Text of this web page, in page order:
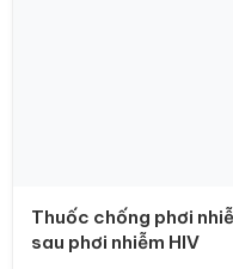
Thuốc chống phơi
sau phơi nhiễm HIV